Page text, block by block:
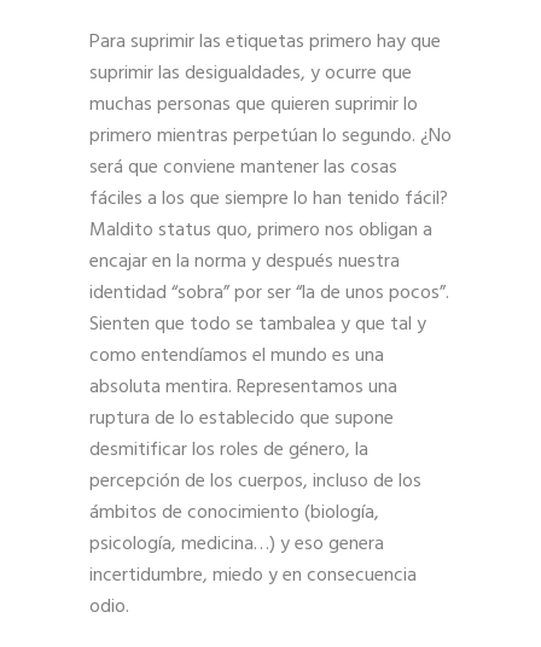
Para suprimir las etiquetas primero hay que
suprimir las desigualdades, y ocurre que
muchas personas que quieren suprimir lo
primero mientras perpetúan lo segundo. ¿No
será que conviene mantener las cosas
fáciles a los que siempre lo han tenido fácil?
Maldito status quo, primero nos obligan a
encajar en la norma y después nuestra
identidad “sobra” por ser “la de unos pocos”.
Sienten que todo se tambalea y que tal y
como entendíamos el mundo es una
absoluta mentira. Representamos una
ruptura de lo establecido que supone
desmitificar los roles de género, la
percepción de los cuerpos, incluso de los
ámbitos de conocimiento (biología,
psicología, medicina…) y eso genera
incertidumbre, miedo y en consecuencia
odio.